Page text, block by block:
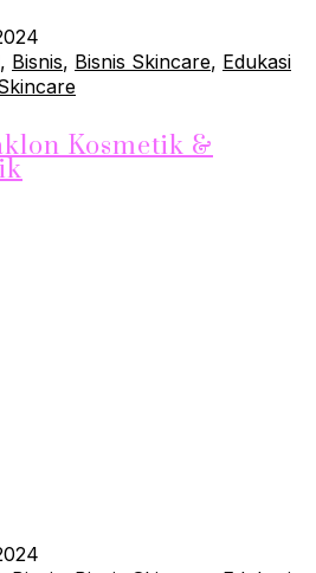
, Bisnis, Bisnis Skincare, Edukasi
Kosmetik &